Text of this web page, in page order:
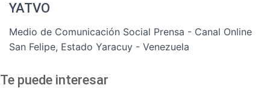
YATVO
Medio de Comunicación Social Prensa - Canal Online
San Felipe, Estado Yaracuy - Venezuela
Te puede interesar